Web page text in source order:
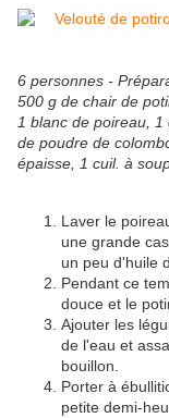
6 personnes -
500 g de chair de
1 blanc de poireau,
de poudre de
épaisse, 1 cuil. à
Laver le
une grande
un peu d'huile
Pendant ce
douce et le
Ajouter les
de l'eau et
bouillon.
Porter à
petite demi-